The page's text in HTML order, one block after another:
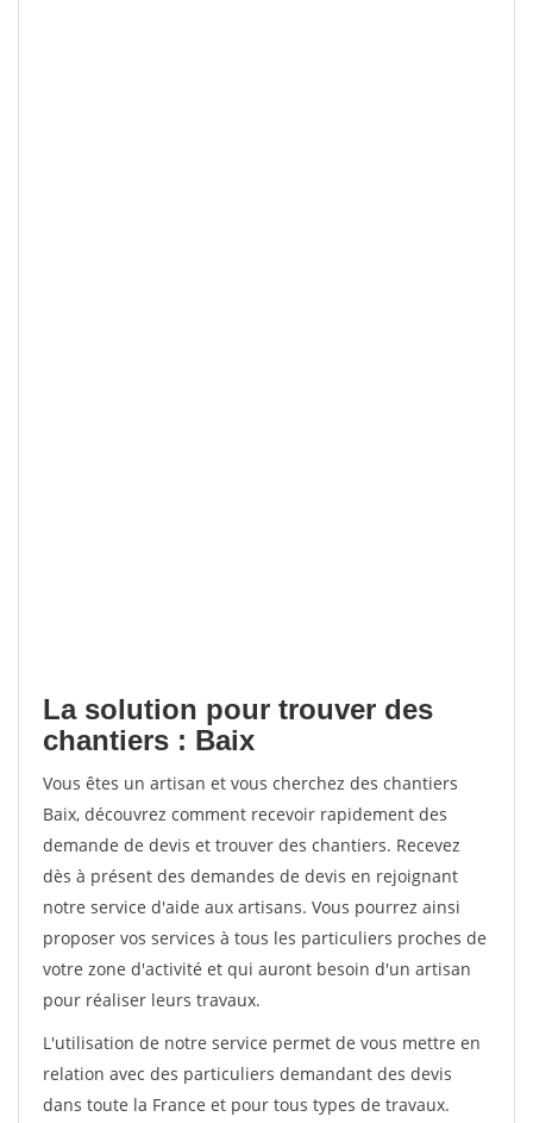
La solution pour trouver des
chantiers : Baix
Vous êtes un artisan et vous cherchez des chantiers
Baix, découvrez comment recevoir rapidement des
demande de devis et trouver des chantiers. Recevez
dès à présent des demandes de devis en rejoignant
notre service d'aide aux artisans. Vous pourrez ainsi
proposer vos services à tous les particuliers proches de
votre zone d'activité et qui auront besoin d'un artisan
pour réaliser leurs travaux.
L'utilisation de notre service permet de vous mettre en
relation avec des particuliers demandant des devis
dans toute la France et pour tous types de travaux.